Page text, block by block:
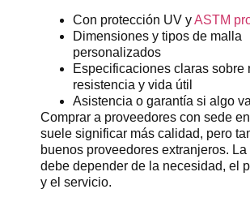
Con protección UV yASTM
Dimensiones y tipos de malla
personalizados
Especificaciones claras sobre
resistencia y vida útil
Asistencia o garantía si algo
Comprar a proveedores con sede
suele significar más calidad, pero
buenos proveedores extranjeros.
debe depender de la necesidad, el
y el servicio.